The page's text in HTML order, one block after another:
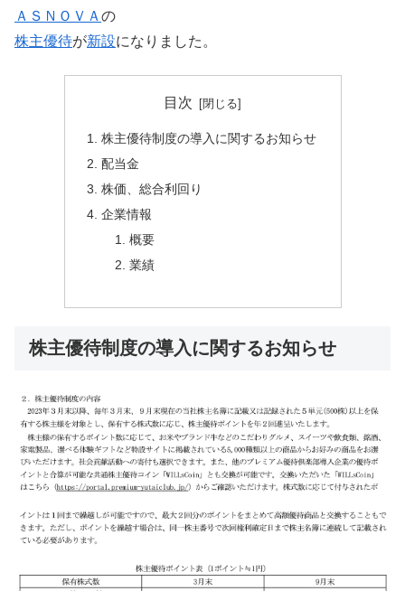
ＡＳＮＯＶＡ の
株主優待が新設になりました。
目次
株主優待制度の導入に関するお知らせ
配当金
株価、総合利回り
企業情報
概要
業績
株主優待制度の導入に関するお知らせ